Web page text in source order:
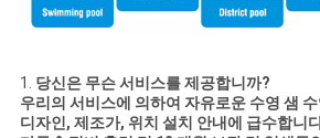
1. 당신은 무슨 서비스를 제공합니까?
우리의 서비스에 의하여 자유로운 수영 샘
디자인, 제조가, 위치 설치 안내에 급수합니